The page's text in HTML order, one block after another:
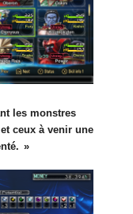
les monstres
ceux à venir une